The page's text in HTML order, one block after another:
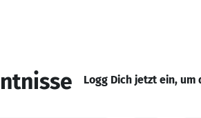
Logg Dich jetzt ein,